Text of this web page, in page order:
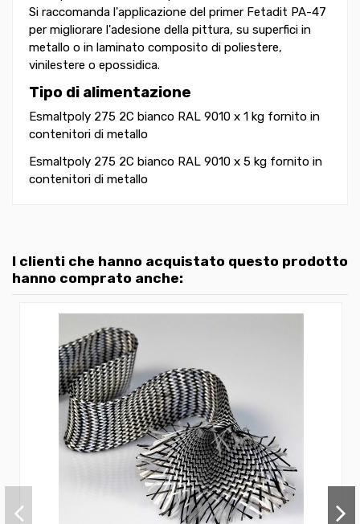
Si raccomanda l'applicazione del primer Fetadit PA-47
per migliorare l'adesione della pittura, su superfici in
metallo o in laminato composito di poliestere,
vinilestere o epossidica.
Tipo di alimentazione
Esmaltpoly 275 2C bianco RAL 9010 x 1 kg fornito in
contenitori di metallo
Esmaltpoly 275 2C bianco RAL 9010 x 5 kg fornito in
contenitori di metallo
I clienti che hanno acquistato questo prodotto
hanno comprato anche: